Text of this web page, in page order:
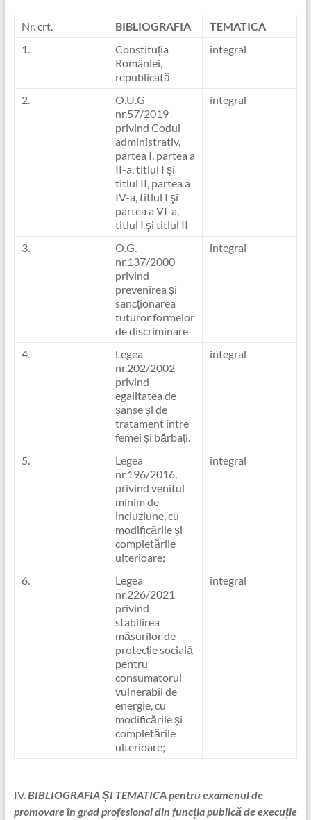
Nr. crt. BIBLIOGRAFIA
TEMATICA
1.
Constituția
României,
republicată
integral
2.
O.U.G
nr.57/2019
privind Codul
administrativ,
partea I, partea a
II-a, titlul I şi
titlul II, partea a
IV-a, titlul I şi
partea a VI-a,
titlul I şi titlul II
integral
3.
O.G.
nr.137/2000
privind
prevenirea și
sancționarea
tuturor formelor
de discriminare
integral
4.
Legea
nr.202/2002
privind
egalitatea de
șanse și de
tratament între
femei și bărbați.
integral
5.
Legea
nr.196/2016,
privind venitul
minim de
incluziune, cu
modificările și
completările
ulterioare;
integral
6.
Legea
nr.226/2021
privind
stabilirea
măsurilor de
protecție socială
pentru
consumatorul
vulnerabil de
energie, cu
modificările și
completările
ulterioare;
integral
IV. BIBLIOGRAFIA ȘI TEMATICApentru examenul de
promovare în grad profesional din funcția publică de execuție